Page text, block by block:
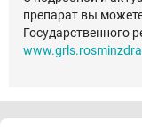
препарат вы
Государственного